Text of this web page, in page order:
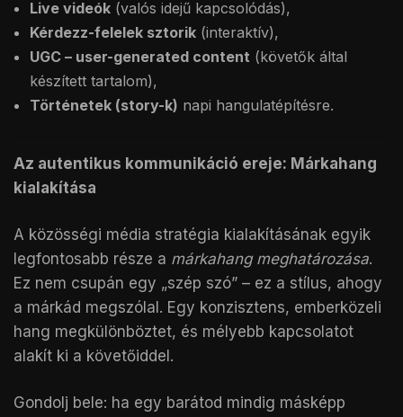
Live videók (valós idejű kapcsolódás),
Kérdezz-felelek sztorik (interaktív),
UGC – user-generated content (követők által
készített tartalom),
Történetek (story-k) napi hangulatépítésre.
Az autentikus kommunikáció ereje: Márkahang
kialakítása
A közösségi média stratégia kialakításának egyik
legfontosabb része a márkahang meghatározása.
Ez nem csupán egy „szép szó” – ez a stílus, ahogy
a márkád megszólal. Egy konzisztens, emberközeli
hang megkülönböztet, és mélyebb kapcsolatot
alakít ki a követőiddel.
Gondolj bele: ha egy barátod mindig másképp